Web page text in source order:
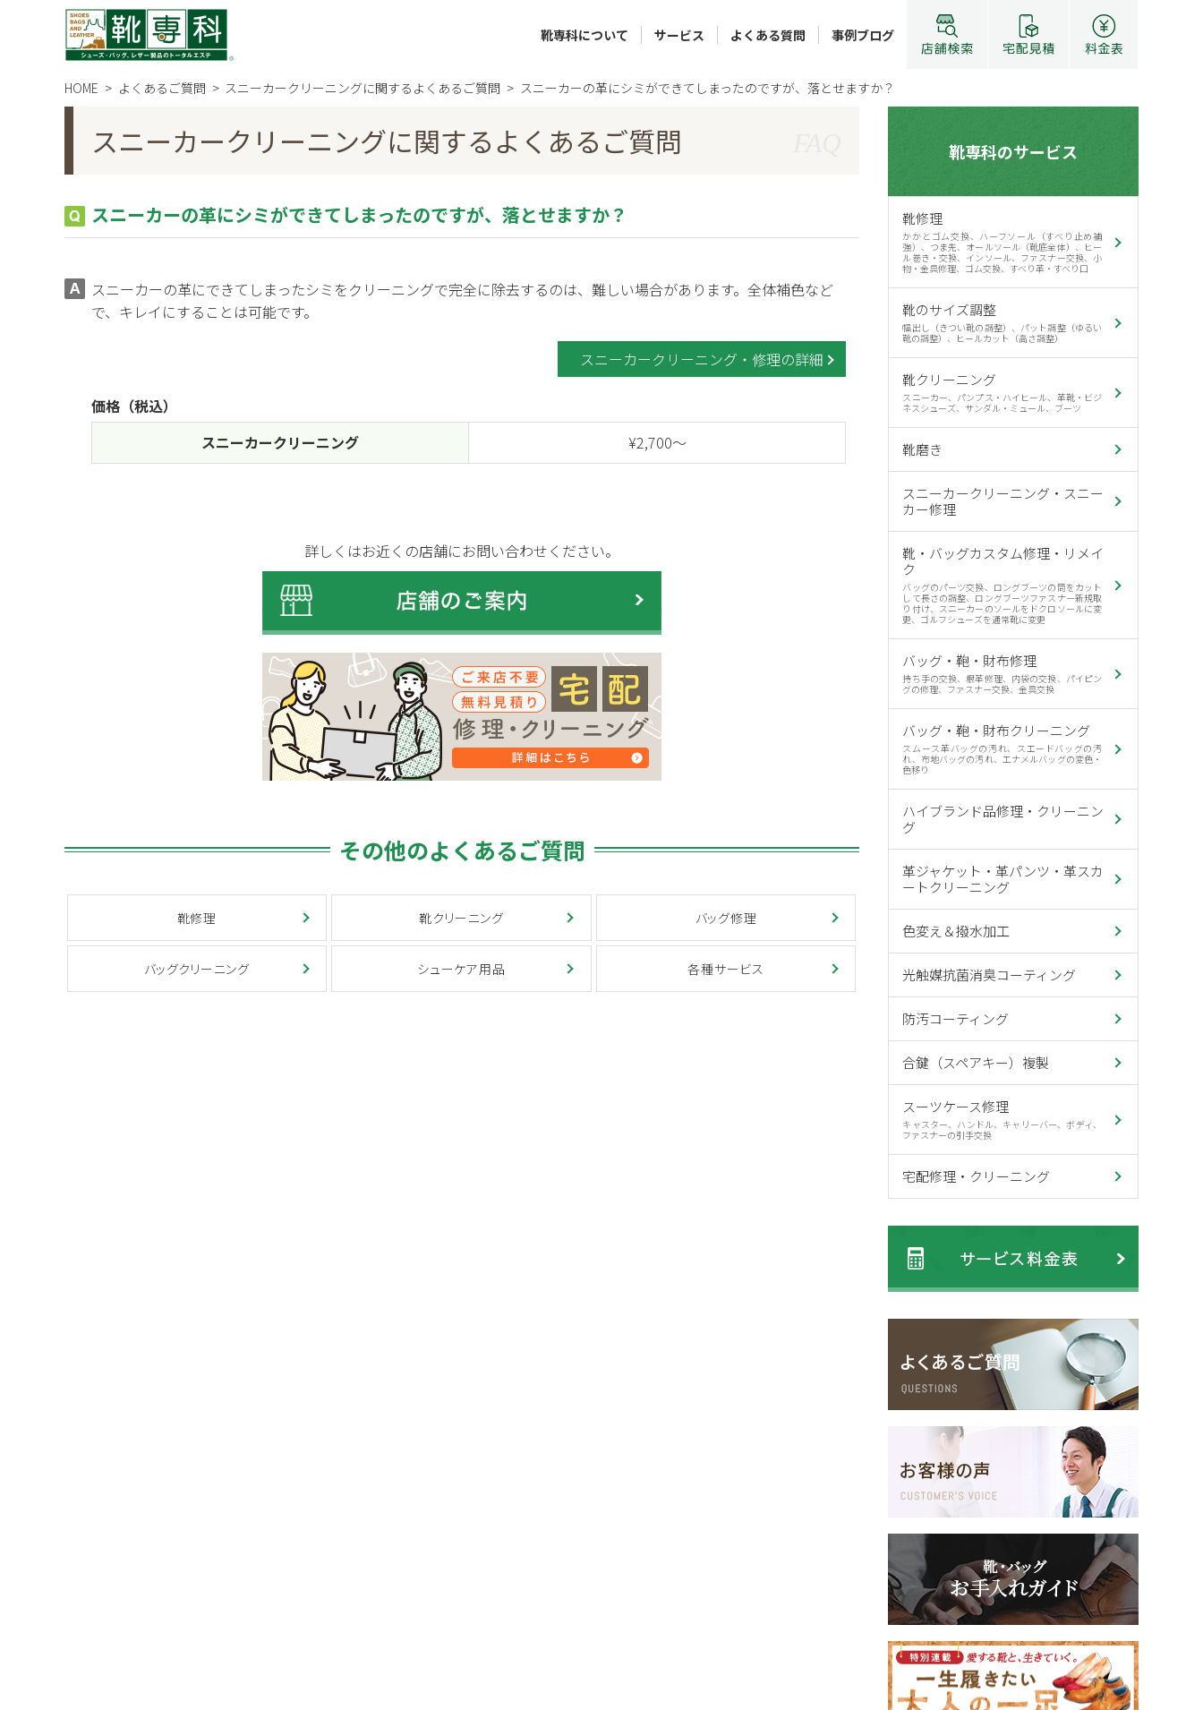
靴専科について サービス よくある質問 事例ブログ
HOME よくあるご質問 スニーカークリーニングに関するよくあるご質問 スニーカーの革にシミができてしまったのですが、落とせますか？
スニーカークリーニングに関するよくあるご質問
スニーカーの革にシミができてしまったのですが、落とせますか？
スニーカーの革にできてしまったシミをクリーニングで完全に除去するのは、難しい場合があります。全体補色など
で、キレイにすることは可能です。
スニーカークリーニング・修理の詳細
価格（税込）
スニーカークリーニング
¥2,700～
詳しくはお近くの店舗にお問い合わせください。
その他のよくあるご質問
靴修理 靴クリーニング バッグ修理
バッグクリーニング シューケア用品 各種サービス
靴専科のサービス
靴修理
かかとゴム交換、ハーフソール（すべり止め補
強）、つま先、オールソール（靴底全体）、ヒー
ル巻き・交換、インソール、ファスナー交換、小
物・金具修理、ゴム交換、すべり革・すべり口
靴のサイズ調整
幅出し（きつい靴の調整）、パット調整（ゆるい
靴の調整）、ヒールカット（高さ調整）
靴クリーニング
スニーカー、パンプス・ハイヒール、革靴・ビジ
ネスシューズ、サンダル・ミュール、ブーツ
靴磨き
スニーカークリーニング・スニー
カー修理
靴・バッグカスタム修理・リメイ
ク
バッグのパーツ交換、ロングブーツの筒をカット
して長さの調整、ロングブーツファスナー新規取
り付け、スニーカーのソールをドクロソールに変
更、ゴルフシューズを通常靴に変更
バッグ・鞄・財布修理
持ち手の交換、根革修理、内袋の交換、パイピン
グの修理、ファスナー交換、金具交換
バッグ・鞄・財布クリーニング
スムース革バッグの汚れ、スエードバッグの汚
れ、布地バッグの汚れ、エナメルバッグの変色・
色移り
ハイブランド品修理・クリーニン
グ
革ジャケット・革パンツ・革スカ
ートクリーニング
色変え＆撥水加工
光触媒抗菌消臭コーティング
防汚コーティング
合鍵（スペアキー）複製
スーツケース修理
キャスター、ハンドル、キャリーバー、ボディ、
ファスナーの引手交換
宅配修理・クリーニング